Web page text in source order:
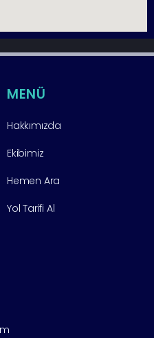
MENÜ
Hakkımızda
Ekibimiz
Hemen Ara
Yol Tarifi Al